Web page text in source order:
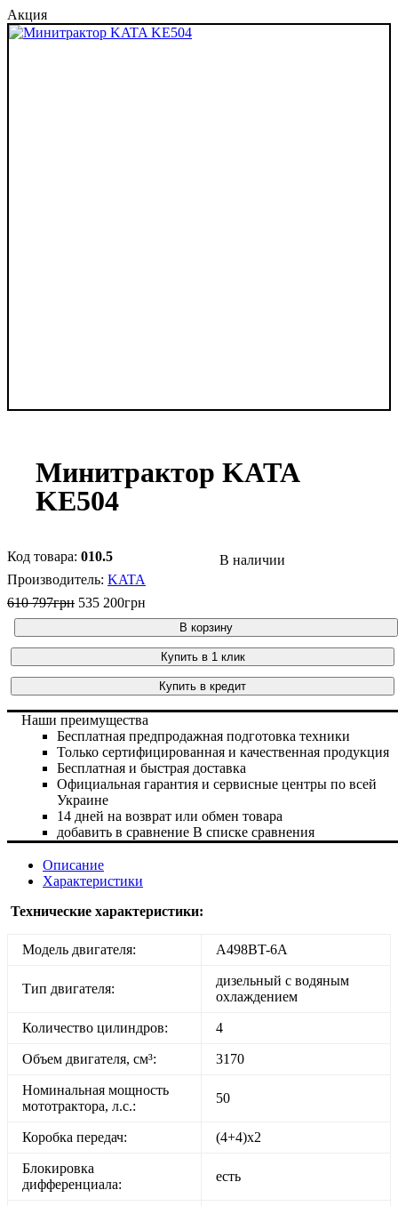
Акция
Наши преимущества
Бесплатная предпродажная подготовка техники
Только сертифицированная и качественная продукция
Бесплатная и быстрая доставка
Официальная гарантия и сервисные центры по всей
Украине
14 дней на возврат или обмен товара
добавить в сравнение В списке сравнения
Минитрактор KATA
KE504
010.5
В наличии
KATA
610 797грн 535 200грн
В корзину
Купить в 1 клик
Купить в кредит
Описание
Характеристики
Технические характеристики:
Модель двигателя: A498BT-6A
Тип двигателя:
дизельный с водяным
охлаждением
Количество цилиндров: 4
Объем двигателя, см³: 3170
Номинальная мощность
мототрактора, л.с.:
50
Коробка передач: (4+4)х2
Блокировка
дифференциала:
есть